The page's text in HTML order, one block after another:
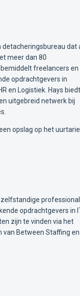
dat
meer dan 80
freelancers en
opdrachtgevers in
en Logistiek. Hays biedt
uitgebreid netwerk bij
opslag op het
opdrachtgevers in
zijn te vinden via het
van Between Staffing en